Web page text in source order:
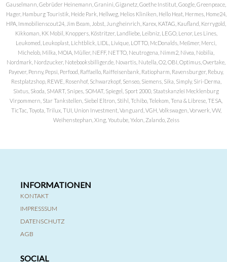
Gauselmann, Gebrüder Heinemann, Granini, Giganetz, Goethe Institut, Google, Greenpeace,
Hager, Hamburg Touristik, Heide Park, Hellweg, Helios Kliniken, Hello Heat, Hermes, Home24,
HPA, Immobilienscout24, Jim Beam, Jobst, Jungheinrich, Karex, KATAG, Kaufland, Kerrygold,
Kikkoman, KK Mobil, Knoppers, Köstritzer, Landliebe, Leibniz, LEGO, Lenor, Les Lines,
Leukomed, Leukoplast, Lichtblick, LIDL, Livique, LOTTO, McDonalds, Meßmer, Merci,
Michelob, Milka, MOIA, Müller, NEFF, NETTO, Neutrogena, Nimm2, Nivea, Nobilia,
Nordmark, Nordzucker, Notebooksbilliger.de, Novartis, Nutella, O2, OBI, Optimus, Overtake,
Payever, Penny, Pepsi, Perfood, Raffaello, Raiffeisenbank, Ratiopharm, Ravensburger, Rebuy,
Restplatzshop, REWE, Rosenhof, Schwarzkopf, Senseo, Siemens, Sika, Simply, Siri-Derma,
Sixtus, Skoda, SMART, Snipes, SOMAT, Spiegel, Sport 2000, Staatskanzlei Mecklenburg
Virpommern, Star Tankstellen, Siebel Eltron, Stihl, Tchibo, Telekom, Tena & Librese, TESA,
TicTac, Toyota, Trilux, TUI, Union Investment, Vanguard, VGH, Volkswagen, Vorwerk, VW,
Weihenstephan, Xing, Youtube, Yxlon, Zalando, Zeiss
INFORMATIONEN
KONTAKT
IMPRESSSUM
DATENSCHUTZ
AGB
SOCIAL